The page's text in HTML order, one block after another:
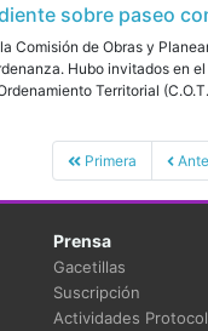
sobre paseo
Comisión de Obras y
Hubo invitados en
Territorial
Primera
Prensa
Gacetillas
Suscripción
Actividades